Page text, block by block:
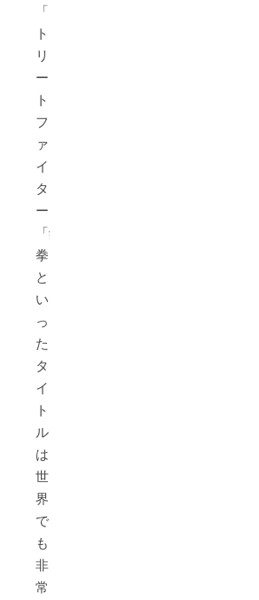
「ス
ト
リ
ー
ト
フ
ァ
イ
タ
ー」
「鉄
拳」
と
い
っ
た
タ
イ
ト
ル
は
世
界
で
も
非
常